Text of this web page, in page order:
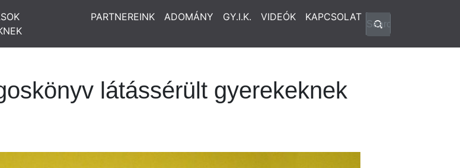
PARTNEREINK ADOMÁNY GY.I.K. VIDEÓK KAPCSOLAT
látássérült gyerekeknek